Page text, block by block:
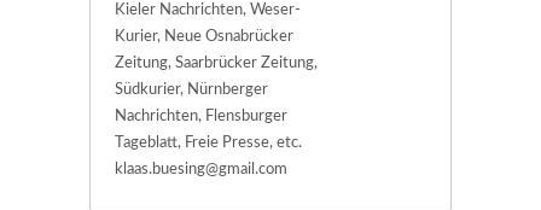
Kieler Nachrichten, Weser-
Kurier, Neue Osnabrücker
Zeitung, Saarbrücker Zeitung,
Südkurier, Nürnberger
Nachrichten, Flensburger
Tageblatt, Freie Presse, etc.
klaas.buesing@gmail.com